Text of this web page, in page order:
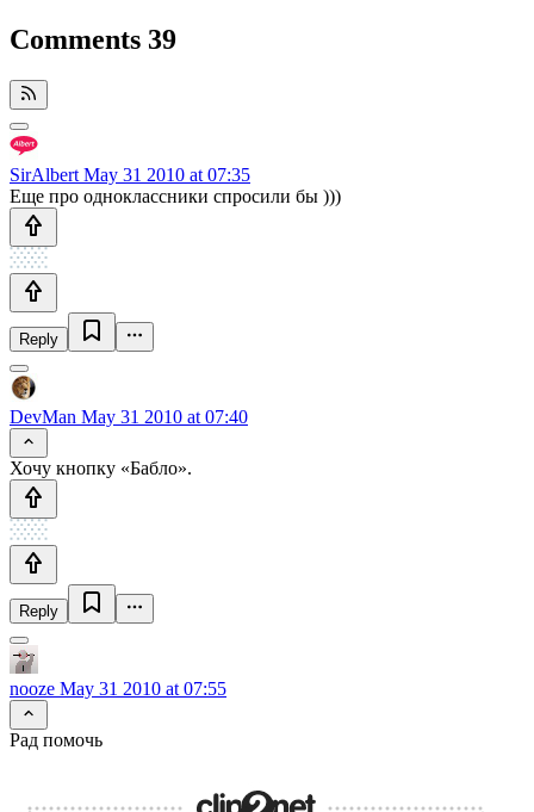
Comments 39
SirAlbert May 31 2010 at 07:35
Еще про одноклассники спросили бы )))
Reply
DevMan May 31 2010 at 07:40
Хочу кнопку «Бабло».
Reply
nooze May 31 2010 at 07:55
Рад помочь